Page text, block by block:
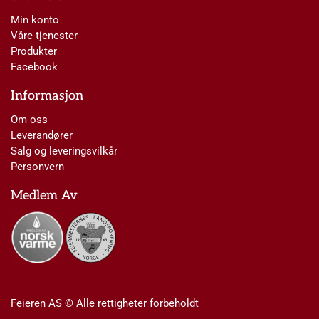
Min konto
Våre tjenester
Produkter
Facebook
Informasjon
Om oss
Leverandører
Salg og leveringsvilkår
Personvern
Medlem Av
Feieren AS © Alle rettigheter forbeholdt